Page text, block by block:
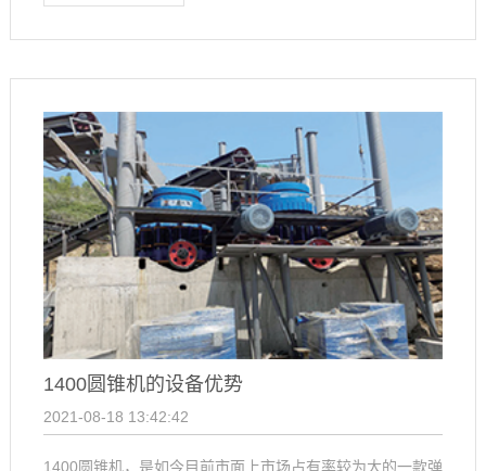
1400圆锥机的设备优势
2021-08-18 13:42:42
1400圆锥机，是如今目前市面上市场占有率较为大的一款弹